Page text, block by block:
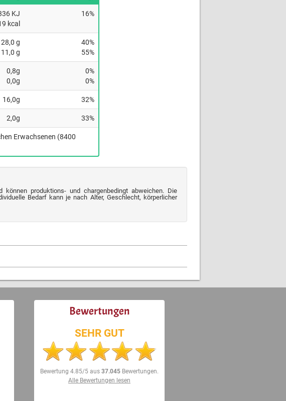
KJ
kcal
16%
28,0 g
11,0 g
40%
55%
0,8g
0,0g
0%
0%
16,0g 32%
2,0g 33%
Erwachsenen (8400
produktions- und chargenbedingt abweichen. Die
Bedarf kann je nach Alter, Geschlecht, körperlicher
Bewertungen
SEHR GUT
Bewertung 4.85/5 aus 37.045 Bewertungen.
Alle Bewertungen lesen